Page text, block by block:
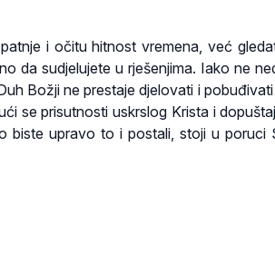
i očitu hitnost vremena, već
da sudjelujete u rješenjima. Iako ne
Božji ne prestaje djelovati i
se prisutnosti uskrslog Krista i
biste upravo to i postali, stoji u poruci